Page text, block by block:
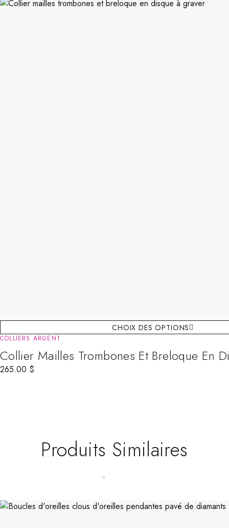
CHOIX DES OPTIONS
COLLIERS ARGENT
Collier Mailles Trombones Et Breloque En
265.00 $
Produits Similaires